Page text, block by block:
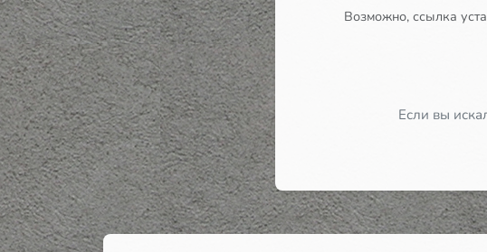
Возможно, ссылка
Если вы